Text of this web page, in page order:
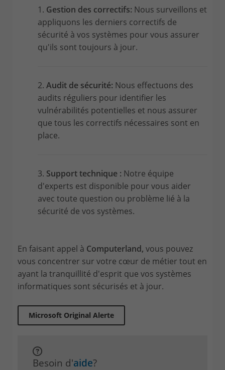
1. Gestion des correctifs: Nous surveillons et
appliquons les derniers correctifs de
sécurité à vos systèmes pour vous assurer
qu'ils sont toujours à jour.
2. Audit de sécurité: Nous effectuons des
audits réguliers pour identifier les
vulnérabilités potentielles et nous assurer
que tous les correctifs nécessaires sont en
place.
3. Support technique : Notre équipe
d'experts est disponible pour vous aider
avec toute question ou problème lié à la
sécurité de vos systèmes.
En faisant appel à Computerland, vous pouvez
vous concentrer sur votre cœur de métier tout en
ayant la tranquillité d'esprit que vos systèmes
informatiques sont sécurisés et à jour.
Microsoft Original Alerte
Besoin d'aide?